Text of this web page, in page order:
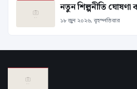
নতুন শিল্পনীতি
১৮ জুন ২০২৬, বৃহস্পতিবার